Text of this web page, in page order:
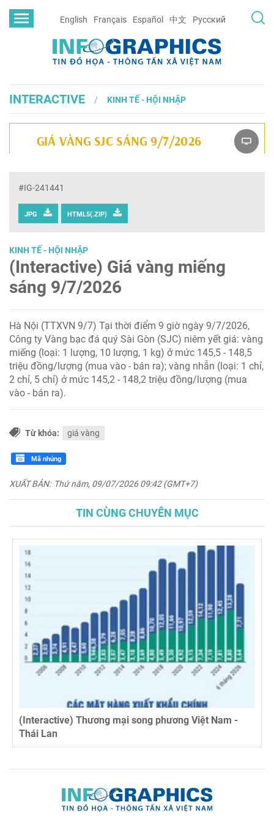
English Français Español 中文 Русский
INTERACTIVE KINH TẾ - HỘI NHẬP
#IG-241441
JPG HTML5(.ZIP)
KINH TẾ - HỘI NHẬP
(Interactive) Giá vàng miếng
sáng 9/7/2026
Hà Nội (TTXVN 9/7) Tại thời điểm 9 giờ ngày 9/7/2026,
Công ty Vàng bạc đá quý Sài Gòn (SJC) niêm yết giá: vàng
miếng (loại: 1 lượng, 10 lượng, 1 kg) ở mức 145,5 - 148,5
triệu đồng/lượng (mua vào - bán ra); vàng nhẫn (loại: 1 chỉ,
2 chỉ, 5 chỉ) ở mức 145,2 - 148,2 triệu đồng/lượng (mua
vào - bán ra).
Từ khóa: giá vàng
Mã nhúng
XUẤT BẢN: Thứ năm, 09/07/2026 09:42 (GMT+7)
TIN CÙNG CHUYÊN MỤC
(Interactive) Thương mại song phương Việt Nam -
Thái Lan